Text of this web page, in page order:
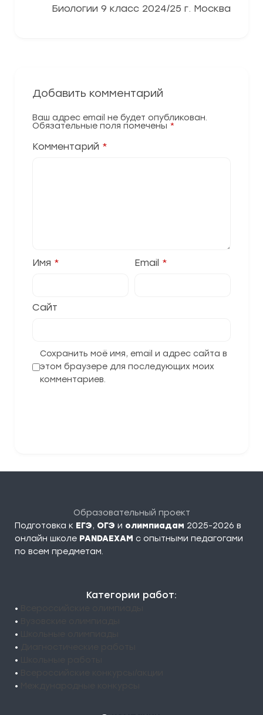
Биологии 9 класс 2024/25 г. Москва
Добавить комментарий
Ваш адрес email не будет опубликован.
Обязательные поля помечены *
Комментарий *
Имя * Email *
Сайт
Сохранить моё имя, email и адрес сайта в
этом браузере для последующих моих
комментариев.
Образовательный проект
Подготовка к ЕГЭ, ОГЭ и олимпиадам 2025-2026 в
онлайн школе PANDAEXAM c опытными педагогами
по всем предметам.
Категории работ:
•
•
•
•
•
•
•